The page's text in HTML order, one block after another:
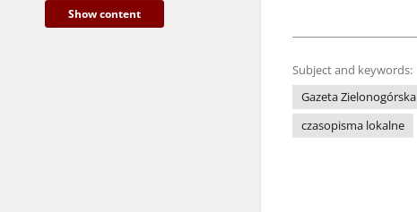
Show content
Subject and keywords:
Gazeta Zielonogórska
czasopisma lokalne